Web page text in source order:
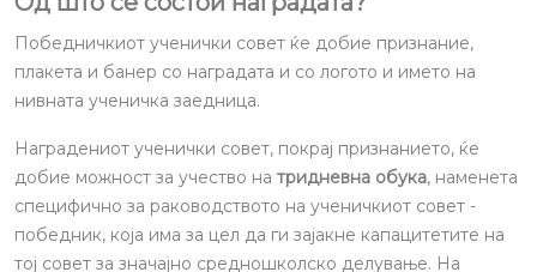
Победничкиот ученички совет ќе добие признание,
плакета и банер со наградата и со логото и името на
нивната ученичка заедница.
Наградениот ученички совет, покрај признанието, ќе
добие можност за учество на тридневна обука, наменета
специфично за раководството на ученичкиот совет -
победник, која има за цел да ги зајакне капацитетите на
тој совет за значајно средношколско делување. На